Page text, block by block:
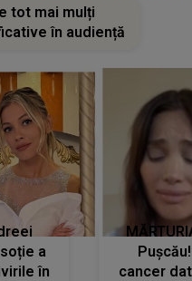
tot mai mulți
în audiență
a
în
cancer